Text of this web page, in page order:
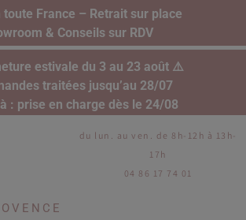
toute France – Retrait sur place
& Conseils sur RDV
estivale du 3 au 23 août ⚠️
traitées jusqu’au 28/07
: prise en charge dès le 24/08
du lun. au ven. de 8h-12h à 13h-
17h
04 86 17 74 01